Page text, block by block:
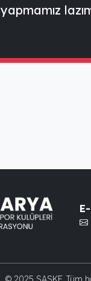
yapmamız